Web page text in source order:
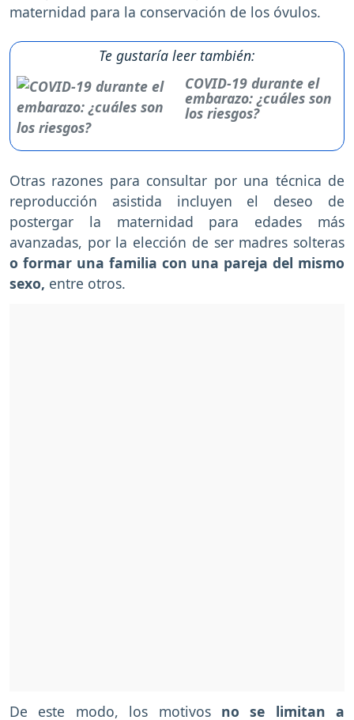
maternidad para la conservación de los óvulos.
Te gustaría leer también:
COVID-19 durante el
embarazo: ¿cuáles son
los riesgos?
Otras razones para consultar por una técnica de
reproducción asistida incluyen el deseo de
postergar la maternidad para edades más
avanzadas, por la elección de ser madres solteras
o formar una familia con una pareja del mismo
sexo, entre otros.
De este modo, los motivos no se limitan a